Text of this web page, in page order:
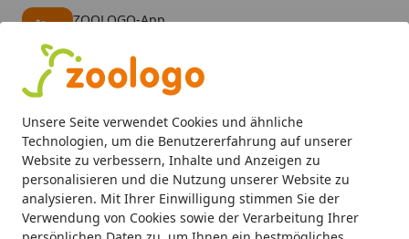
Unsere Seite verwendet Cookies und ähnliche
Technologien, um die Benutzererfahrung auf unserer
Website zu verbessern, Inhalte und Anzeigen zu
personalisieren und die Nutzung unserer Website zu
analysieren. Mit Ihrer Einwilligung stimmen Sie der
Verwendung von Cookies sowie der Verarbeitung Ihrer
ZOOLOGO-App
Alle Produkte
Mein Konto
Suchen
Startseite
Aquaristik Aquariumpflanzen Vordergrundpflanzen
Bucephalandra pygmaea 'Bukit